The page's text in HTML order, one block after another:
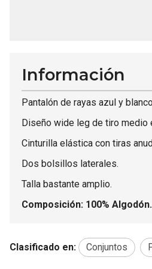
Información
Pantalón de rayas azul y
Diseño wide leg de tiro medio
Cinturilla elástica con tiras
Dos bolsillos laterales.
Talla bastante amplio.
Composición: 100% Algodón.
Clasificado en: Conjuntos